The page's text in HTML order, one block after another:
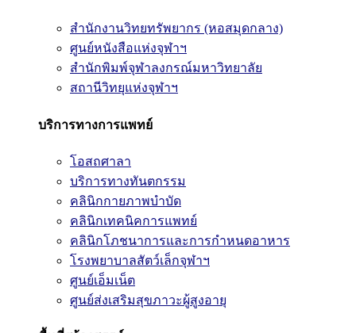
สำนักงานวิทยทรัพยากร (หอสมุดกลาง)
ศูนย์หนังสือแห่งจุฬาฯ
สำนักพิมพ์จุฬาลงกรณ์มหาวิทยาลัย
สถานีวิทยุแห่งจุฬาฯ
บริการทางการแพทย์
โอสถศาลา
บริการทางทันตกรรม
คลินิกกายภาพบำบัด
คลินิกเทคนิคการแพทย์
คลินิกโภชนาการและการกำหนดอาหาร
โรงพยาบาลสัตว์เล็กจุฬาฯ
ศูนย์เอ็มเน็ต
ศูนย์ส่งเสริมสุขภาวะผู้สูงอายุ